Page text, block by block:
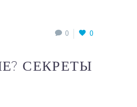
0 0
СЕКРЕТЫ